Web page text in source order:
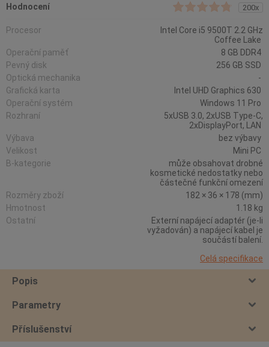
Hodnocení 200x
Procesor
Intel Core i5 9500T 2.2 GHz
Coffee Lake
Operační paměť
8 GB DDR4
Pevný disk
256 GB SSD
Optická mechanika
-
Grafická karta
Intel UHD Graphics 630
Operační systém
Windows 11 Pro
Rozhraní
5xUSB 3.0, 2xUSB Type-C,
2xDisplayPort, LAN
Výbava
bez výbavy
Velikost
Mini PC
B-kategorie
může obsahovat drobné
kosmetické nedostatky nebo
částečné funkční omezení
Rozměry zboží
182 × 36 × 178 (mm)
Hmotnost
1.18 kg
Ostatní
Externí napájecí adaptér (je-li
vyžadován) a napájecí kabel je
součástí balení.
Celá specifikace
Popis
Parametry
Příslušenství